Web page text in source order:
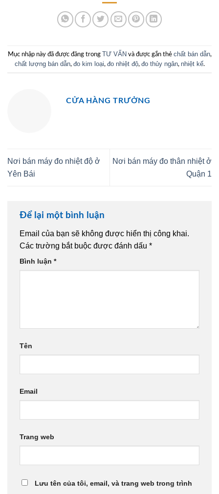
Mục nhập này đã được đăng trong TƯ VẤN và được gắn thẻ chất bán dẫn,
chất lượng bán dẫn, đo kim loại, đo nhiệt độ, đo thủy ngân, nhiệt kế.
CỬA HÀNG TRƯỞNG
Nơi bán máy đo nhiệt độ ở
Yên Bái
Nơi bán máy đo thân nhiệt ở
Quận 1
Để lại một bình luận
Email của bạn sẽ không được hiển thị công khai.
Các trường bắt buộc được đánh dấu *
Bình luận *
Tên
Email
Trang web
Lưu tên của tôi, email, và trang web trong trình